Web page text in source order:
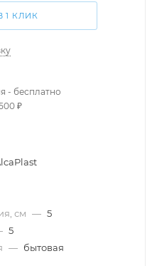
1 КЛИК
- бесплатно
₽
см — 5
5
— бытовая